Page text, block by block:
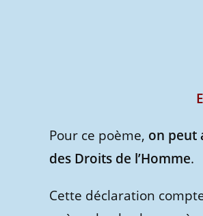
Pour ce poème, on peut
des Droits de l’Homme.
Cette déclaration